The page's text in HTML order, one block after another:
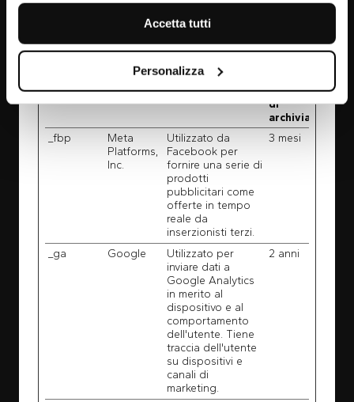
Accetta tutti
Personalizza
presentare annunci pubblicitari che siano rilevanti e
coinvolgenti per il singolo utente e quindi di
parti.
massima
di
archiviazione
_fbp
Meta
Platforms,
Inc.
Utilizzato da
Facebook per
fornire una serie di
prodotti
pubblicitari come
offerte in tempo
reale da
inserzionisti terzi.
3 mesi
_ga Google
Utilizzato per
inviare dati a
Google Analytics
in merito al
dispositivo e al
comportamento
dell'utente. Tiene
traccia dell'utente
su dispositivi e
canali di
marketing.
2 anni